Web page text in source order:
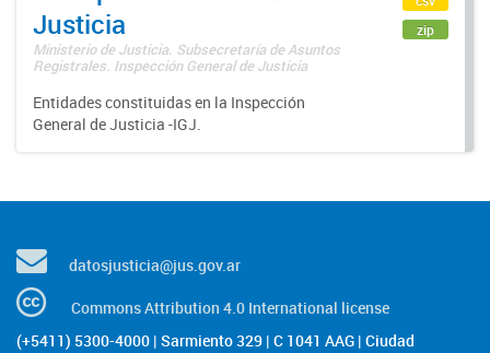
Justicia
Ministerio de Justicia. Subsecretaría de Asuntos
Registrales. Inspección General de Justicia
Entidades constituidas en la Inspección
General de Justicia -IGJ.
zip
datosjusticia@jus.gov.ar
Commons Attribution 4.0 International license
(+5411) 5300-4000 | Sarmiento 329 | C 1041 AAG | Ciudad